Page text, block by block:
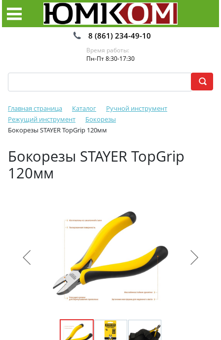
8 (861) 234-49-10
Время работы:
Пн-Пт 8:30-17:30
Главная страница Каталог
Ручной инструмент
Режущий инструмент
Бокорезы
Бокорезы STAYER TopGrip 120мм
Бокорезы STAYER TopGrip
120мм